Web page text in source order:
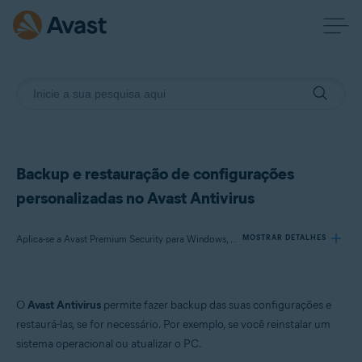
Backup e restauração de configurações
personalizadas no Avast Antivirus
Aplica-se a Avast Premium Security para Windows, Avast Free Antivirus para Windows MOSTRAR DETALHES
Produtos:
Avast Premium Security 22.x para Windows
O Avast Antivirus permite fazer backup das suas configurações e
restaurá-las, se for necessário. Por exemplo, se você reinstalar um
sistema operacional ou atualizar o PC.